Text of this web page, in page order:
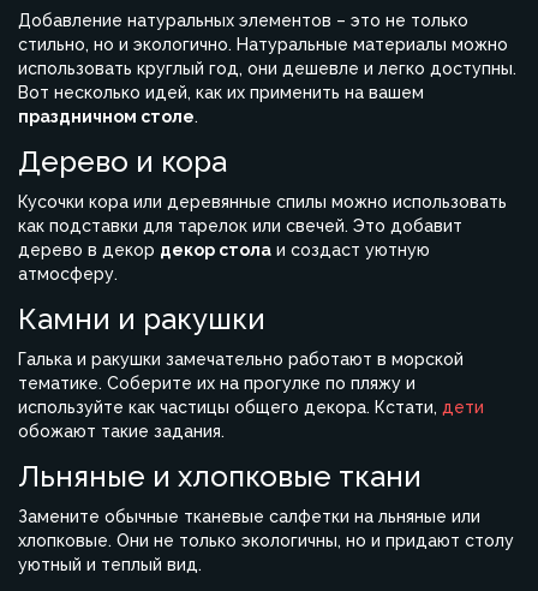
Добавление натуральных элементов – это не только
стильно, но и экологично. Натуральные материалы можно
использовать круглый год, они дешевле и легко доступны.
Вот несколько идей, как их применить на вашем
праздничном столе.
Дерево и кора
Кусочки кора или деревянные спилы можно использовать
как подставки для тарелок или свечей. Это добавит
дерево в декор декор стола и создаст уютную
атмосферу.
Камни и ракушки
Галька и ракушки замечательно работают в морской
тематике. Соберите их на прогулке по пляжу и
используйте как частицы общего декора. Кстати, дети
обожают такие задания.
Льняные и хлопковые ткани
Замените обычные тканевые салфетки на льняные или
хлопковые. Они не только экологичны, но и придают столу
уютный и теплый вид.